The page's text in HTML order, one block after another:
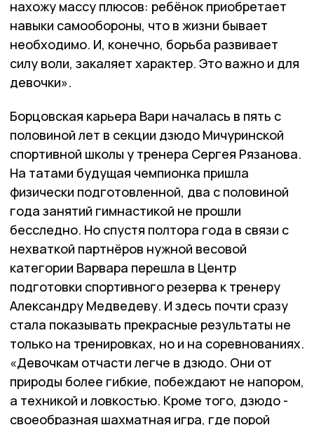
нахожу массу плюсов: ребёнок приобретает
навыки самообороны, что в жизни бывает
необходимо. И, конечно, борьба развивает
силу воли, закаляет характер. Это важно и для
девочки».
Борцовская карьера Вари началась в пять с
половиной лет в секции дзюдо Мичуринской
спортивной школы у тренера Сергея Рязанова.
На татами будущая чемпионка пришла
физически подготовленной, два с половиной
года занятий гимнастикой не прошли
бесследно. Но спустя полтора года в связи с
нехваткой партнёров нужной весовой
категории Варвара перешла в Центр
подготовки спортивного резерва к тренеру
Александру Медведеву. И здесь почти сразу
стала показывать прекрасные результаты не
только на тренировках, но и на соревнованиях.
«Девочкам отчасти легче в дзюдо. Они от
природы более гибкие, побеждают не напором,
а техникой и ловкостью. Кроме того, дзюдо -
своеобразная шахматная игра, где порой